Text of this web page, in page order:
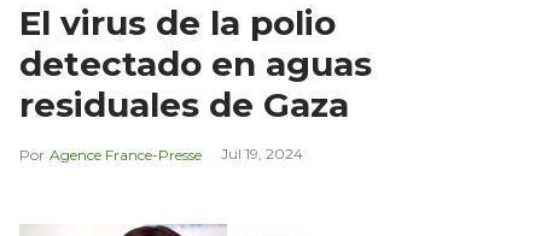
El virus de la polio
detectado en aguas
residuales de Gaza
Agence France-Presse Jul 19, 2024